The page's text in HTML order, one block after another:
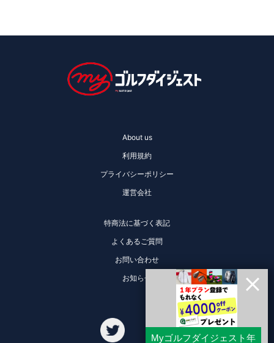
About us
利用規約
プライバシーポリシー
運営会社
特商法に基づく表記
よくあるご質問
お問い合わせ
お知らせ